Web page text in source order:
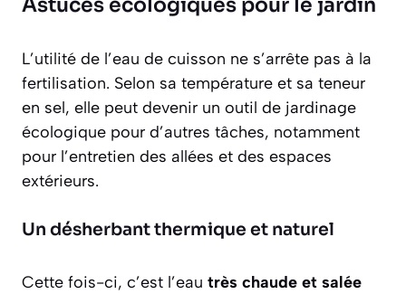
Astuces écologiques pour le jardin
L’utilité de l’eau de cuisson ne s’arrête pas à la
fertilisation. Selon sa température et sa teneur
en sel, elle peut devenir un outil de jardinage
écologique pour d’autres tâches, notamment
pour l’entretien des allées et des espaces
extérieurs.
Un désherbant thermique et naturel
Cette fois-ci, c’est l’eau très chaude et salée